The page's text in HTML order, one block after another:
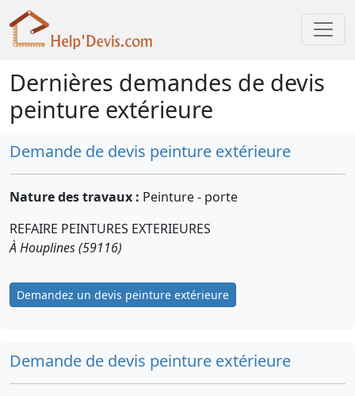
Dernières demandes de devis
peinture extérieure
Demande de devis peinture extérieure
Nature des travaux : Peinture - porte
REFAIRE PEINTURES EXTERIEURES
À Houplines (59116)
Demandez un devis peinture extérieure
Demande de devis peinture extérieure